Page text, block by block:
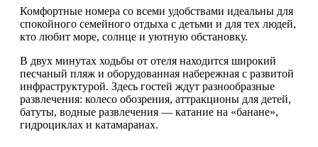
Комфортные номера со всеми удобствами идеальны для
спокойного семейного отдыха с детьми и для тех людей,
кто любит море, солнце и уютную обстановку.
В двух минутах ходьбы от отеля находится широкий
песчаный пляж и оборудованная набережная с развитой
инфраструктурой. Здесь гостей ждут разнообразные
развлечения: колесо обозрения, аттракционы для детей,
батуты, водные развлечения — катание на «банане»,
гидроциклах и катамаранах.